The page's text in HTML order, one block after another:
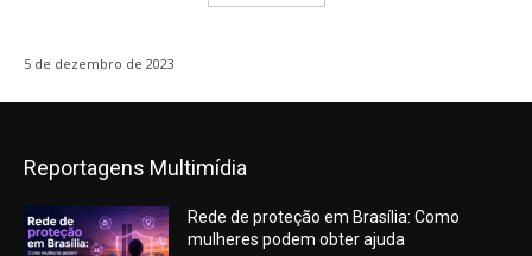
5 de dezembro de 2023
Reportagens Multimídia
Rede de proteção em Brasília: Como
mulheres podem obter ajuda